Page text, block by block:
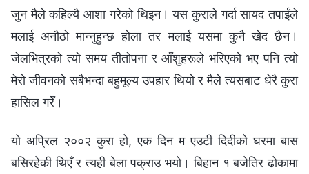
जुन मैले कहिल्यै आशा गरेको थिइन। यस कुराले गर्दा सायद तपाईंले
मलाई अनौठो मान्‍नुहुन्छ होला तर मलाई यसमा कुनै खेद छैन।
जेलभित्रको त्यो समय तीतोपना र आँशुहरूले भरिएको भए पनि त्यो
मेरो जीवनको सबैभन्दा बहुमूल्य उपहार थियो र मैले त्यसबाट धेरै कुरा
हासिल गरेँ।
यो अप्रिल २००२ कुरा हो, एक दिन म एउटी दिदीको घरमा बास
बसिरहेकी थिएँ र त्यही बेला पक्राउ भयो। बिहान १ बजेतिर ढोकामा